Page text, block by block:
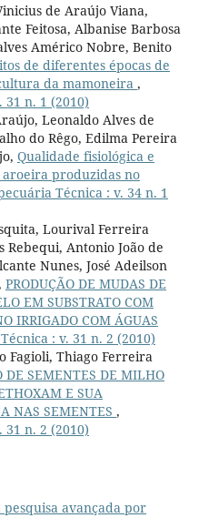
de Araújo Viana,
Feitosa, Albanise Barbosa
Américo Nobre, Benito
de diferentes épocas de
da mamoneira ,
n. 1 (2010)
Leonaldo Alves de
do Rêgo, Edilma Pereira
Qualidade fisiológica e
produzidas no
Técnica : v. 34 n. 1
Lourival Ferreira
Rebequi, Antonio João de
Nunes, José Adeilson
PRODUÇÃO DE MUDAS DE
EM SUBSTRATO COM
IRRIGADO COM ÁGUAS
: v. 31 n. 2 (2010)
Fagioli, Thiago Ferreira
DE SEMENTES DE MILHO
E SUA
NAS SEMENTES ,
n. 2 (2010)
avançada por